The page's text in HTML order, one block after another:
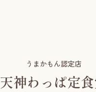
うまかもん認定店
天神わっぱ定